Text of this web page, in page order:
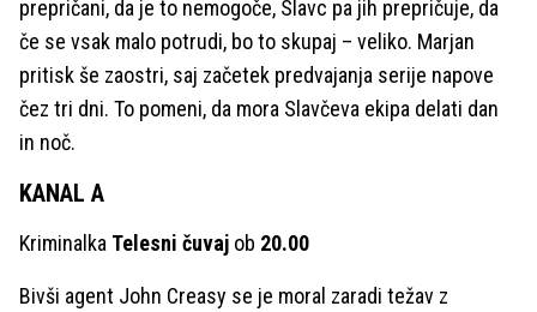
prepričani, da je to nemogoče, Slavc pa jih prepričuje, da
če se vsak malo potrudi, bo to skupaj – veliko. Marjan
pritisk še zaostri, saj začetek predvajanja serije napove
čez tri dni. To pomeni, da mora Slavčeva ekipa delati dan
in noč.
KANAL A
Kriminalka Telesni čuvaj ob 20.00
Bivši agent John Creasy se je moral zaradi težav z